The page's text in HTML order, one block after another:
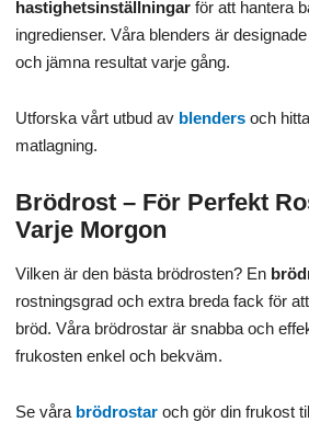
,
2
4
.
k
r
0
k
.
hastighetsinställningar för att hantera
ingredienser. Våra blenders är
och jämna resultat varje gång.
Utforska vårt utbud av blenders och
matlagning.
Brödrost – För Perfekt
Varje Morgon
Vilken är den bästa brödrosten? En
rostningsgrad och extra breda fack för
bröd. Våra brödrostar är snabba och
frukosten enkel och bekväm.
Se våra brödrostar och gör din frukost